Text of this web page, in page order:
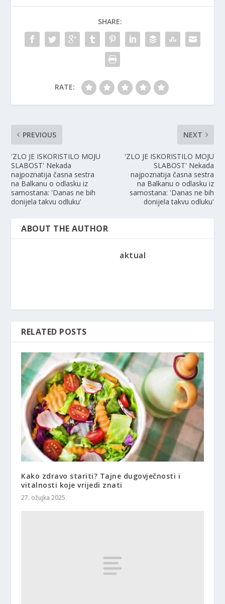
SHARE:
RATE:
PREVIOUS
'ZLO JE ISKORISTILO MOJU
SLABOST' Nekada
najpoznatija časna sestra
na Balkanu o odlasku iz
samostana: 'Danas ne bih
donijela takvu odluku'
NEXT
'ZLO JE ISKORISTILO MOJU
SLABOST' Nekada
najpoznatija časna sestra
na Balkanu o odlasku iz
samostana: 'Danas ne bih
donijela takvu odluku'
ABOUT THE AUTHOR
aktual
RELATED POSTS
Kako zdravo stariti? Tajne dugovječnosti i
vitalnosti koje vrijedi znati
27. ožujka 2025.